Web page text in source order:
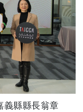
義縣縣長翁章